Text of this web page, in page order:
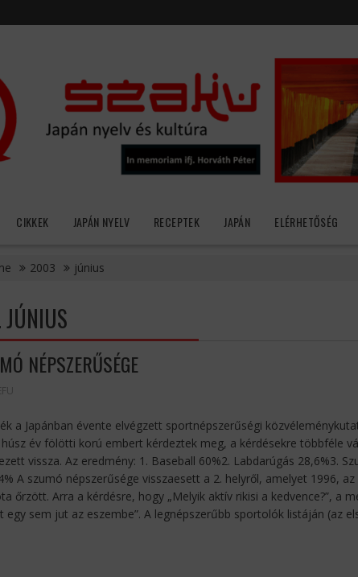
CIKKEK JAPÁN NYELV RECEPTEK JAPÁN ELÉRHETŐSÉG
2003 június
NÉPSZERŰSÉGE
a Japánban évente elvégzett sportnépszerűségi
év fölötti korú embert kérdeztek meg, a kérdésekre többféle
vissza. Az eredmény: 1. Baseball 60%2. Labdarúgás 28,6%3.
A szumó népszerűsége visszaesett a 2. helyről, amelyet 1996,
őrzött. Arra a kérdésre, hogy „Melyik aktív rikisi a kedvence?”, a
egy sem jut az eszembe”. A legnépszerűbb sportolók listáján (az